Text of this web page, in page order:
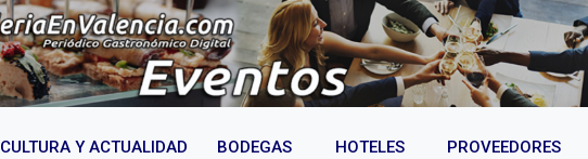
CULTURA Y ACTUALIDAD BODEGAS HOTELES PROVEEDORES